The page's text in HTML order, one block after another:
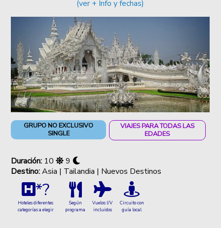
(ver + Info y fechas)
GRUPO NO EXCLUSIVO
SINGLE
VIAJES PARA TODAS LAS
EDADES
Duración: 10
9
Destino:Asia | Tailandia | Nuevos Destinos
*?
Hoteles diferentes
categorías a elegir
Según
programa
Vuelos I/V
incluidos
Circuito con
guía local